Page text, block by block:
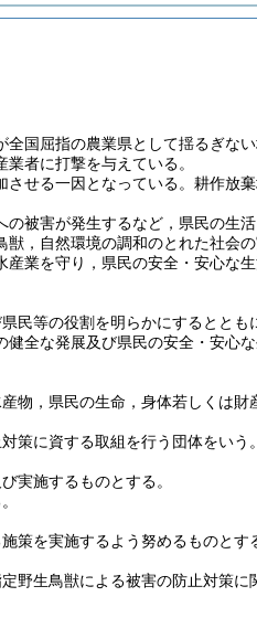
国屈指の農業県として揺るぎない
者に打撃を与えている。
せる一因となっている。耕作放
被害が発生するなど，県民の生活
，自然環境の調和のとれた社会の
業を守り，県民の安全・安心な
民等の役割を明らかにするとと
全な発展及び県民の安全・安心
物，県民の生命，身体若しくは財
策に資する取組を行う団体をいう。
実施するものとする。
策を実施するよう努めるものとす
野生鳥獣による被害の防止対策に